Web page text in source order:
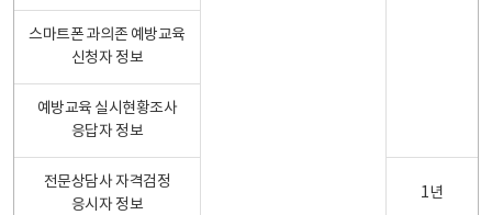
스마트폰 과의존 예방교육
신청자 정보
예방교육 실시현황조사
응답자 정보
전문상담사 자격검정
응시자 정보
1년